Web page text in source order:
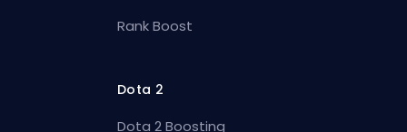
Rank Boost
Dota 2
Dota 2 Boosting